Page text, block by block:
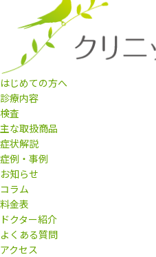
はじめての方へ
診療内容
検査
主な取扱商品
症状解説
症例・事例
お知らせ
コラム
料金表
ドクター紹介
よくある質問
アクセス